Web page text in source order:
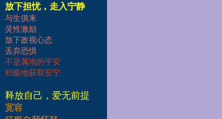
放下担忧，走入宁静
与生俱来
灵性激励
放下敌视心态
丢弃恐惧
不是属地的平安
积极地获取安宁
释放自己，爱无前提
宽容